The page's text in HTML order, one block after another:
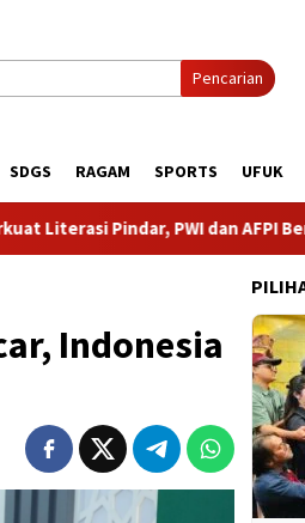
Pencarian
SDGS RAGAM SPORTS UFUK
PWI dan AFPI Bersinergi
Indonesia